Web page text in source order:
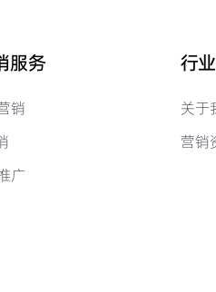
服务
销
广
行
关于
营销